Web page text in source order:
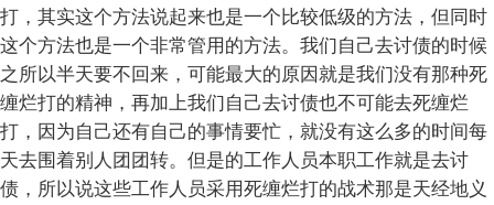
打，其实这个方法说起来也是一个比较低级的方法，但同时
这个方法也是一个非常管用的方法。我们自己去讨债的时候
之所以半天要不回来，可能最大的原因就是我们没有那种死
缠烂打的精神，再加上我们自己去讨债也不可能去死缠烂
打，因为自己还有自己的事情要忙，就没有这么多的时间每
天去围着别人团团转。但是的工作人员本职工作就是去讨
债，所以说这些工作人员采用死缠烂打的战术那是天经地义